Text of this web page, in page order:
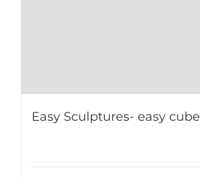
Easy Sculptures- easy cube